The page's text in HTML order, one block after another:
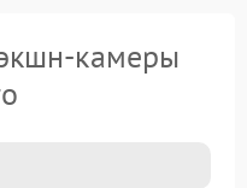
камеры